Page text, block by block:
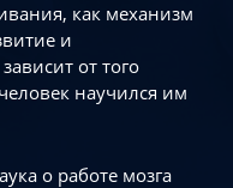
как механизм
и
от того
человек научился им
о работе мозга